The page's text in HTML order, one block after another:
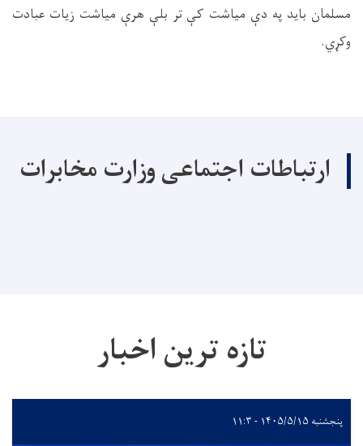
مسلمان بايد په دې مياشت کې تر بلې هرې مياشت زيات عبادت
وکړي.
ارتباطات اجتماعی وزارت مخابرات
تازه ترین اخبار
پنجشنبه ۱۴۰۵/۵/۱۵ - ۱۱:۳